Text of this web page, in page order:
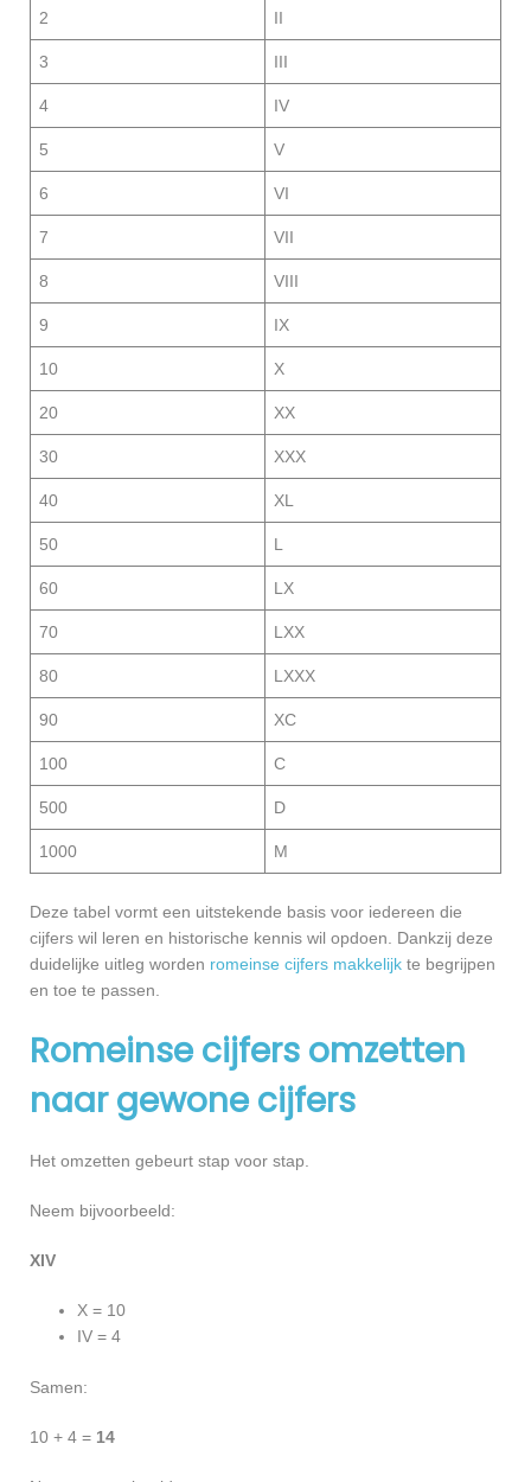
2 II
3 III
4 IV
5 V
6 VI
7 VII
8 VIII
9 IX
10 X
20 XX
30 XXX
40 XL
50 L
60 LX
70 LXX
80 LXXX
90 XC
100 C
500 D
1000 M
Deze tabel vormt een uitstekende basis voor iedereen die
cijfers wil leren en historische kennis wil opdoen. Dankzij deze
duidelijke uitleg worden romeinse cijfers makkelijk te begrijpen
en toe te passen.
Romeinse cijfers omzetten
naar gewone cijfers
Het omzetten gebeurt stap voor stap.
Neem bijvoorbeeld:
XIV
X = 10
IV = 4
Samen:
10 + 4 = 14